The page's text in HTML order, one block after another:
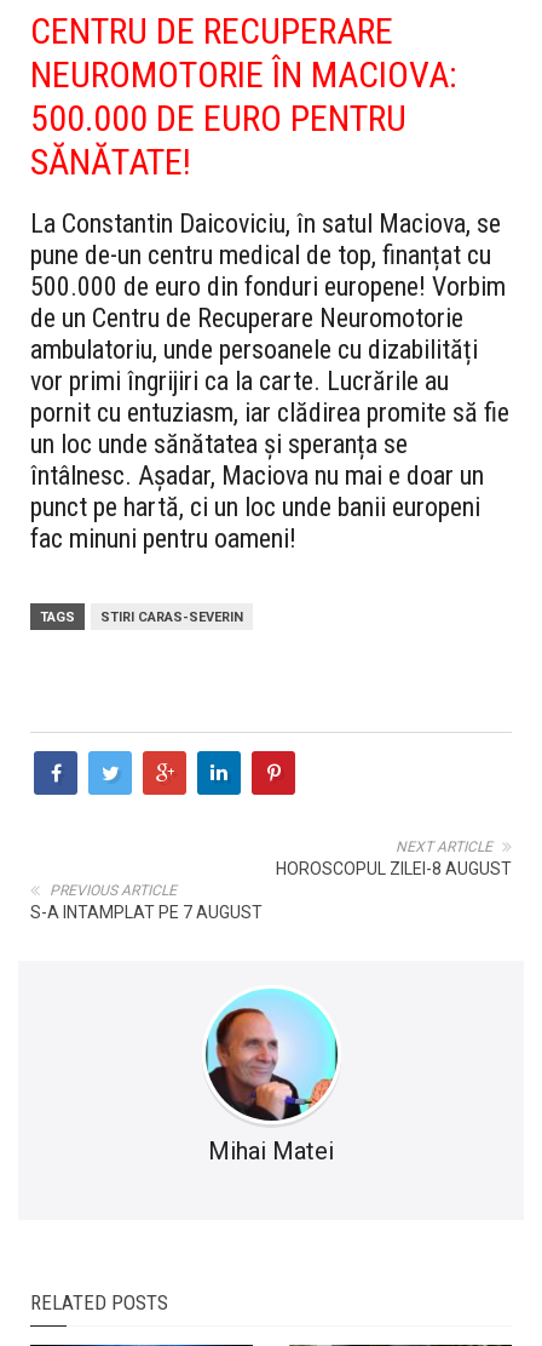
CENTRU DE RECUPERARE
NEUROMOTORIE ÎN MACIOVA:
500.000 DE EURO PENTRU
SĂNĂTATE!
La Constantin Daicoviciu, în satul Maciova, se
pune de-un centru medical de top, finanțat cu
500.000 de euro din fonduri europene! Vorbim
de un Centru de Recuperare Neuromotorie
ambulatoriu, unde persoanele cu dizabilități
vor primi îngrijiri ca la carte. Lucrările au
pornit cu entuziasm, iar clădirea promite să fie
un loc unde sănătatea și speranța se
întâlnesc. Așadar, Maciova nu mai e doar un
punct pe hartă, ci un loc unde banii europeni
fac minuni pentru oameni!
TAGS STIRI CARAS-SEVERIN
NEXT ARTICLE
HOROSCOPUL ZILEI-8 AUGUST
PREVIOUS ARTICLE
S-A INTAMPLAT PE 7 AUGUST
Mihai Matei
RELATED POSTS